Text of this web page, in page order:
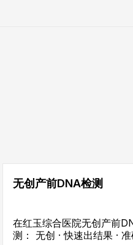
无创产前DNA检测
在红玉综合医院无创产前
测： 无创 · 快速出结果 ·